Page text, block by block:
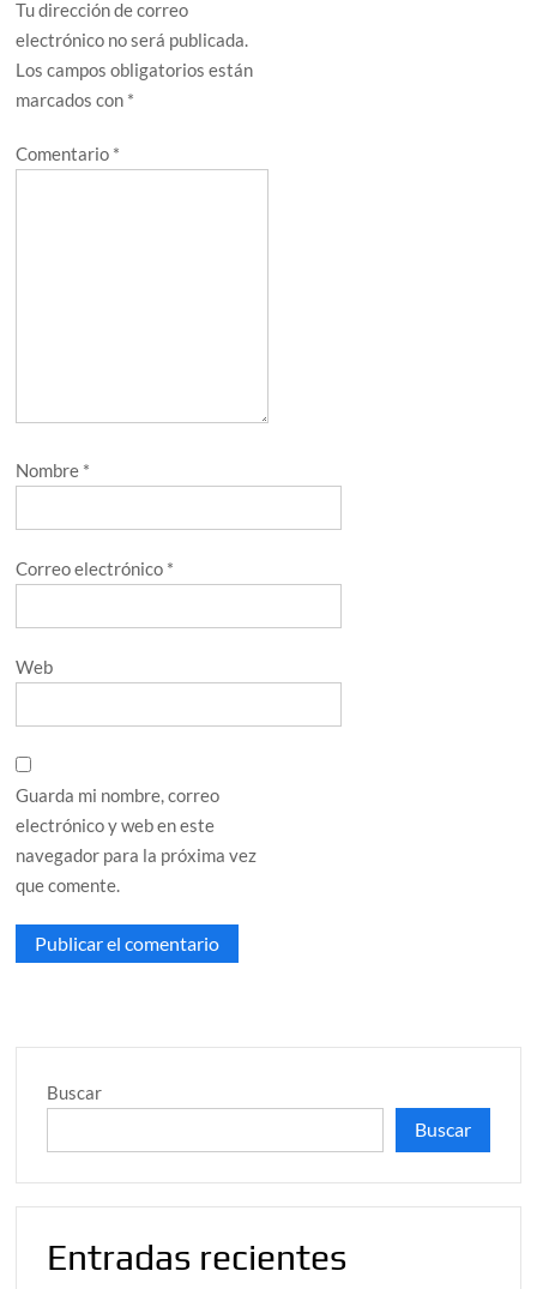
Tu dirección de correo
electrónico no será publicada.
Los campos obligatorios están
marcados con *
Comentario *
Nombre *
Correo electrónico *
Web
Guarda mi nombre, correo
electrónico y web en este
navegador para la próxima vez
que comente.
Buscar
Buscar
Entradas recientes